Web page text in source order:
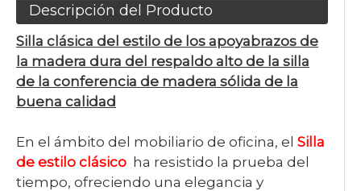
Descripción del Producto
Silla clásica del estilo de los apoyabrazos de
la madera dura del respaldo alto de la silla
de la conferencia de madera sólida de la
buena calidad
En el ámbito del mobiliario de oficina, el Silla
de estilo clásico ha resistido la prueba del
tiempo, ofreciendo una elegancia y